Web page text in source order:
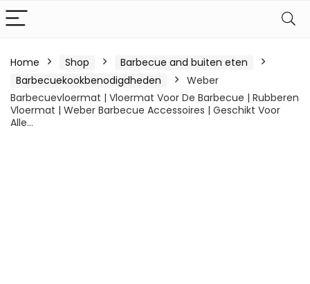
Home Shop
Barbecue and buiten eten
Barbecuekookbenodigdheden
Weber
Barbecuevloermat | Vloermat Voor De Barbecue | Rubberen
Vloermat | Weber Barbecue Accessoires | Geschikt Voor
Alle…